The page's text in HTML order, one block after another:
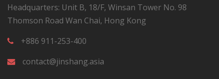
Headquarters: Unit B, 18/F, Winsan Tower No. 98
Thomson Road Wan Chai, Hong Kong
+886 911-253-400
contact@jinshang.asia